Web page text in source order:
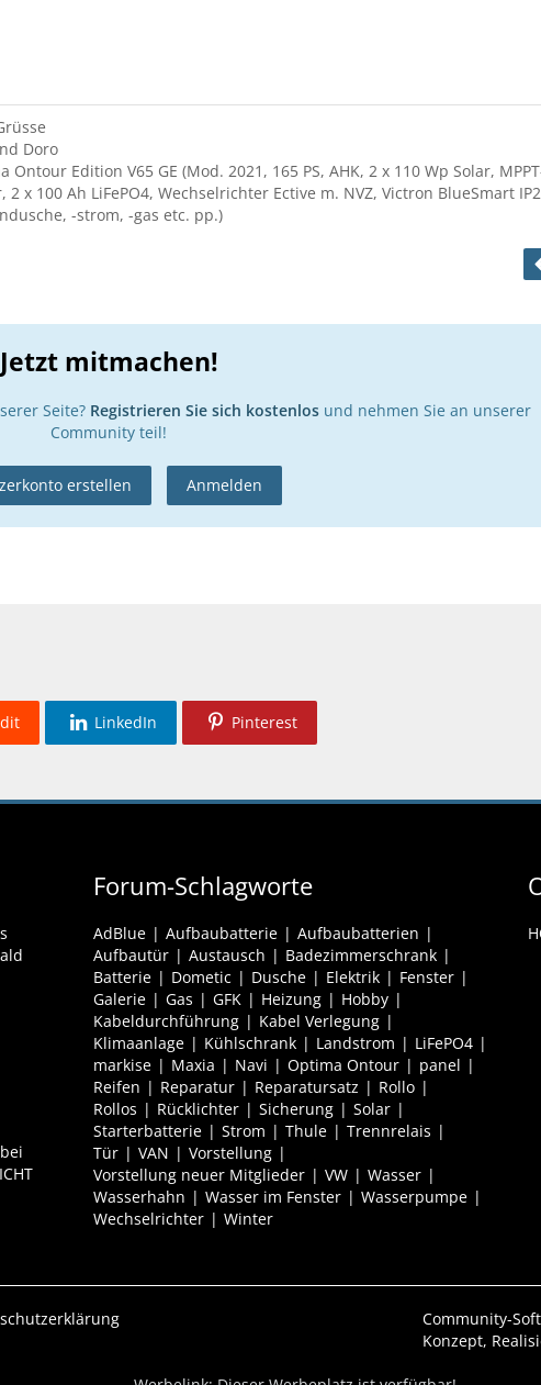
Doro
Ontour Edition V65 GE (Mod. 2021, 165 PS, AHK, 2 x 110 Wp Solar,
2 x 100 Ah LiFePO4, Wechselrichter Ective m. NVZ, Victron BlueSmart
-strom, -gas etc. pp.)
Jetzt mitmachen!
Seite? Registrieren Sie sich kostenlos und nehmen Sie an unserer
Community teil!
erstellen Anmelden
LinkedIn Pinterest
Forum-Schlagworte
AdBlue Aufbaubatterie
Aufbaubatterien
Aufbautür
Austausch
Badezimmerschrank
Batterie
Dometic Dusche Elektrik
Fenster
Galerie
Gas GFK Heizung
Hobby
Kabeldurchführung
Kabel Verlegung
Klimaanlage
Kühlschrank Landstrom
LiFePO4
markise
Maxia Navi Optima Ontour
panel
Reifen
Reparatur Reparatursatz
Rollo
Rollos
Rücklichter Sicherung
Solar
Starterbatterie
Strom Thule
Trennrelais
Tür
VAN
Vorstellung
Vorstellung neuer Mitglieder
VW
Wasser
Wasserhahn
Wasser im Fenster
Wasserpumpe
Wechselrichter
Winter
Community-
Konzept,